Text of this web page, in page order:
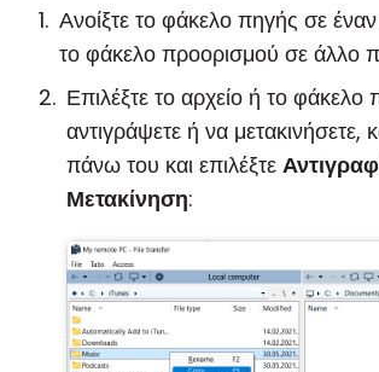
Ανοίξτε το φάκελο πηγής σε
το φάκελο προορισμού σε άλλο
Επιλέξτε το αρχείο ή το φάκελο
αντιγράψετε ή να μετακινήσετε,
πάνω του και επιλέξτε
Μετακίνηση: